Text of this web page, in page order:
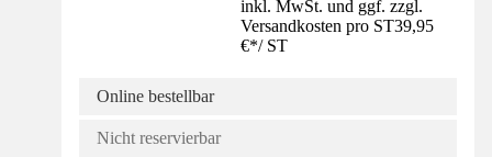
inkl. MwSt. und ggf. zzgl.
Versandkosten pro ST39,95
€*/ ST
Online bestellbar
Nicht reservierbar